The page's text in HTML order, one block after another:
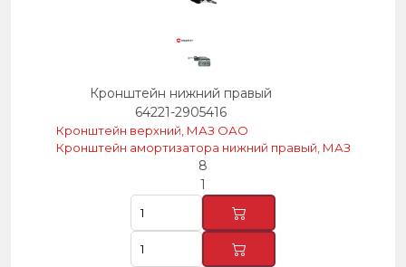
Кронштейн нижний правый
64221-2905416
Кронштейн верхний, МАЗ ОАО
Кронштейн амортизатора нижний правый, МАЗ
8
1